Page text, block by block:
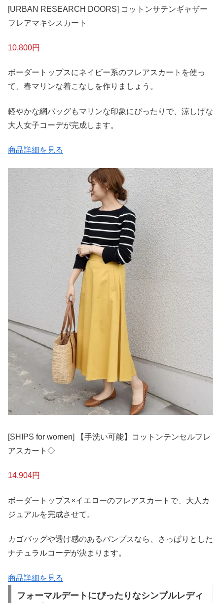
[URBAN RESEARCH DOORS] コットンサテンギャザー
フレアマキシスカート
10,800円
ボーダートップスにネイビー系のフレアスカートを使っ
て、春マリンな着こなしを作りましょう。
軽やかな網バッグもマリンな印象にぴったりで、涼しげな
大人女子コーデが完成します。
商品詳細を見る
[SHIPS for women] 【手洗い可能】コットンテンセルフレ
アスカート◇
14,904円
ボーダートップス×イエローのフレアスカートで、大人カ
ジュアルを完成させて。
カゴバッグや透け感のあるパンプスなら、さっぱりとした
ナチュラルコーデが決まります。
商品詳細を見る
フォーマルデートにぴったりなシンプルレディ